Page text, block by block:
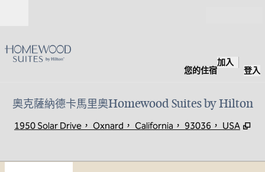
您的住宿
加入
登入
奧克薩納德卡馬里奧Homewood Suites by Hilton
1950 Solar Drive， Oxnard， California， 93036， USA ,